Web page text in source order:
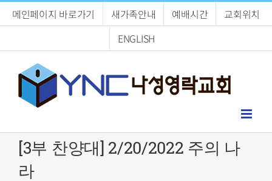
메인페이지 바로가기 새가족안내 예배시간
교회위치
ENGLISH
[3부 찬양대] 2/20/2022 주의 나
라